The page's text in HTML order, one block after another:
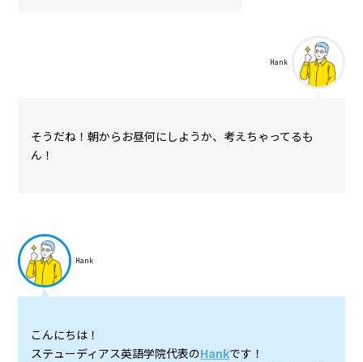
Hank
そうだね！朝からお昼何にしようか、考えちゃってるも
ん！
Hank
こんにちは！
ステューディアス英語学院代表のHankです！